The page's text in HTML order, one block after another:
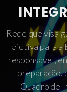
Rede que visa
efetiva para a
responsável,
preparação,
Quadro de